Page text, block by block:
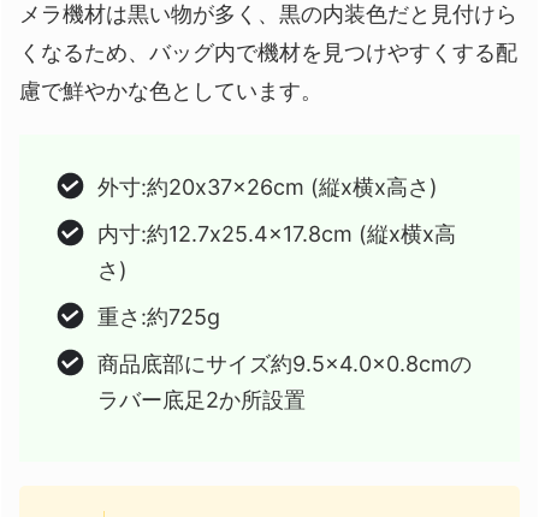
メラ機材は黒い物が多く、黒の内装色だと見付けら
くなるため、バッグ内で機材を見つけやすくする配
慮で鮮やかな色としています。
外寸:約20x37x26cm (縦x横x高さ)
内寸:約12.7x25.4x17.8cm (縦x横x高
さ)
重さ:約725g
商品底部にサイズ約9.5×4.0×0.8cmの
ラバー底足2か所設置